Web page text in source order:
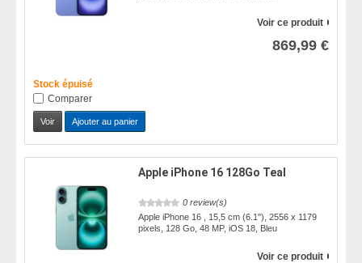
Voir ce produit
869,99 €
Stock épuisé
Comparer
Voir Ajouter au panier
Apple iPhone 16 128Go Teal
0 review(s)
Apple iPhone 16 , 15,5 cm (6.1"), 2556 x 1179
pixels, 128 Go, 48 MP, iOS 18, Bleu
Voir ce produit